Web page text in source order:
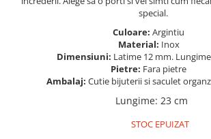
special.
Culoare: Argintiu
Material: Inox
Dimensiuni: Latime 12 mm.
Pietre: Fara pietre
Ambalaj: Cutie bijuterii si saculet
Lungime: 23 cm
STOC EPUIZAT